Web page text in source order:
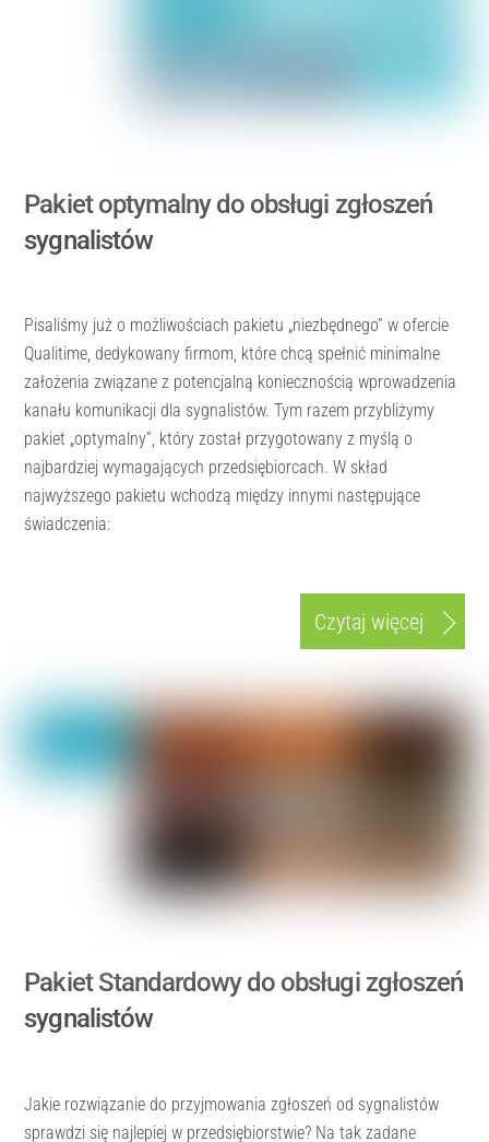
Pakiet optymalny do obsługi zgłoszeń
sygnalistów
Pisaliśmy już o możliwościach pakietu „niezbędnego” w ofercie
Qualitime, dedykowany firmom, które chcą spełnić minimalne
założenia związane z potencjalną koniecznością wprowadzenia
kanału komunikacji dla sygnalistów. Tym razem przybliżymy
pakiet „optymalny”, który został przygotowany z myślą o
najbardziej wymagających przedsiębiorcach. W skład
najwyższego pakietu wchodzą między innymi następujące
świadczenia:
Czytaj więcej
Pakiet Standardowy do obsługi zgłoszeń
sygnalistów
Jakie rozwiązanie do przyjmowania zgłoszeń od sygnalistów
sprawdzi się najlepiej w przedsiębiorstwie? Na tak zadane